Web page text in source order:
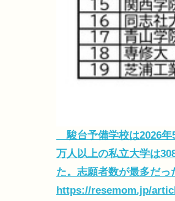
駿台予備学校は2026年
万人以上の私立大学は
た。志願者数が最多だっ
https://resemom.jp/